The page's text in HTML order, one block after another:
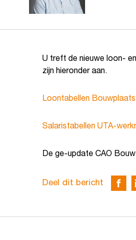
U treft de nieuwe loon-
zijn hieronder aan.
Loontabellen
Salaristabellen UTA-
De ge-update CAO
Deel dit bericht